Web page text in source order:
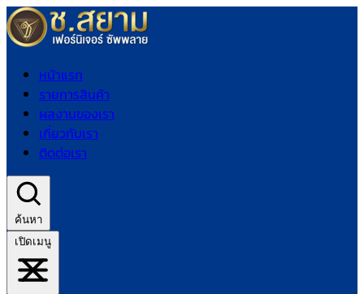
หน้าแรก
รายการสินค้า
ผลงานของเรา
เกี่ยวกับเรา
ติดต่อเรา
ค้นหา
เปิดเมนู